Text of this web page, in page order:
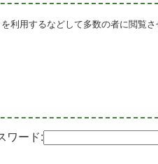
利用するなどして多数の者に閲覧さ
ワード: